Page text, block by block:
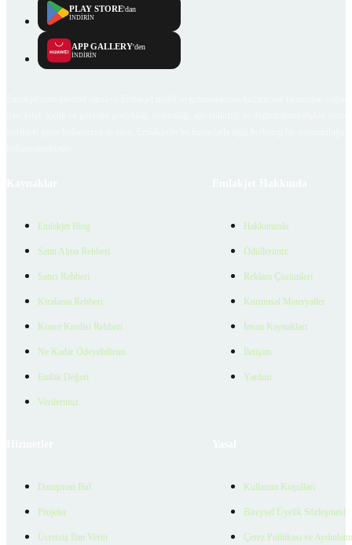
PLAY STORE'dan
İNDİRİN
APP GALLERY'den
İNDİRİN
Emlakjet Blog
Satın Alma Rehberi
Satıcı Rehberi
Kiralama Rehberi
Konut Kredisi Rehberi
Ne Kadar Ödeyebilirim
Emlak Değeri
Verilerimiz
Hakkımızda
Ödüllerimiz
Reklam Çözümleri
Kurumsal Materyaller
İnsan Kaynakları
İletişim
Yardım
Danışman Bul
Projeler
Ücretsiz İlan Verin
Kullanım Koşulları
Bireysel Üyelik Sözleşmesi
Çerez Politikası ve